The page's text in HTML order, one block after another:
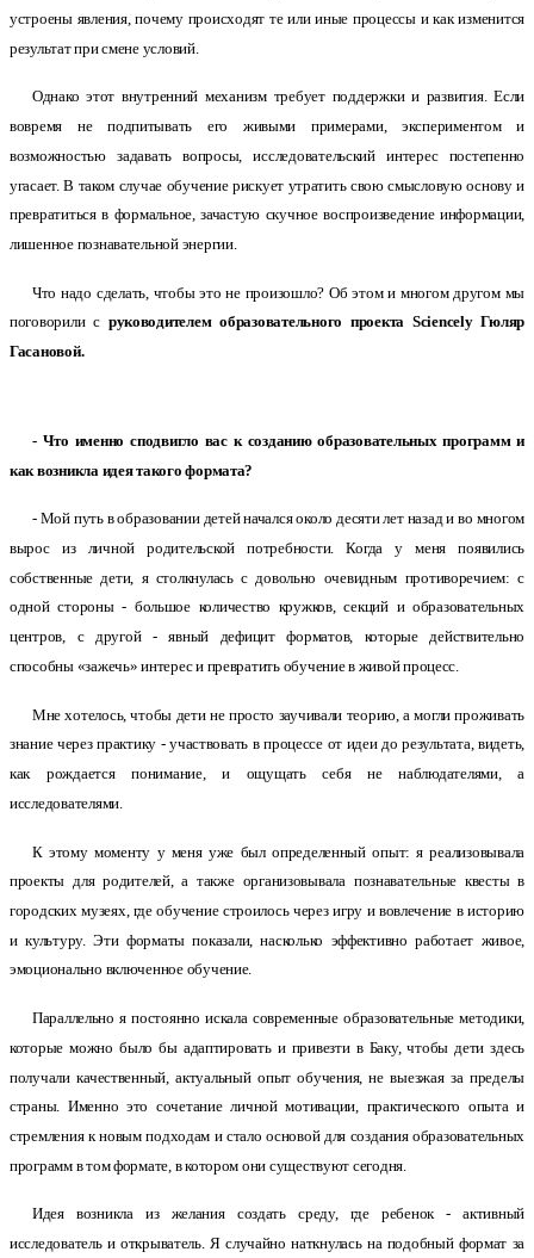
устроены явления, почему происходят те или иные процессы и как изменится
результат при смене условий.
Однако этот внутренний механизм требует поддержки и развития. Если
вовремя не подпитывать его живыми примерами, экспериментом и
возможностью задавать вопросы, исследовательский интерес постепенно
угасает. В таком случае обучение рискует утратить свою смысловую основу и
превратиться в формальное, зачастую скучное воспроизведение информации,
лишенное познавательной энергии.
Что надо сделать, чтобы это не произошло? Об этом и многом другом мы
поговорили с руководителем образовательного проекта Sciencely Гюляр
Гасановой.
- Что именно сподвигло вас к созданию образовательных программ и
как возникла идея такого формата?
- Мой путь в образовании детей начался около десяти лет назад и во многом
вырос из личной родительской потребности. Когда у меня появились
собственные дети, я столкнулась с довольно очевидным противоречием: с
одной стороны - большое количество кружков, секций и образовательных
центров, с другой - явный дефицит форматов, которые действительно
способны «зажечь» интерес и превратить обучение в живой процесс.
Мне хотелось, чтобы дети не просто заучивали теорию, а могли проживать
знание через практику - участвовать в процессе от идеи до результата, видеть,
как рождается понимание, и ощущать себя не наблюдателями, а
исследователями.
К этому моменту у меня уже был определенный опыт: я реализовывала
проекты для родителей, а также организовывала познавательные квесты в
городских музеях, где обучение строилось через игру и вовлечение в историю
и культуру. Эти форматы показали, насколько эффективно работает живое,
эмоционально включенное обучение.
Параллельно я постоянно искала современные образовательные методики,
которые можно было бы адаптировать и привезти в Баку, чтобы дети здесь
получали качественный, актуальный опыт обучения, не выезжая за пределы
страны. Именно это сочетание личной мотивации, практического опыта и
стремления к новым подходам и стало основой для создания образовательных
программ в том формате, в котором они существуют сегодня.
Идея возникла из желания создать среду, где ребенок - активный
исследователь и открыватель. Я случайно наткнулась на подобный формат за